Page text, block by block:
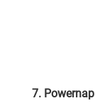
7. Powernap